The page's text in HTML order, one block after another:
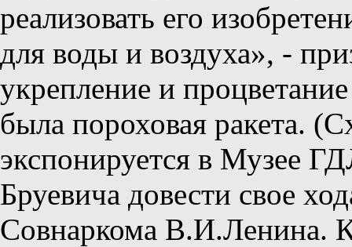
реализовать его
для воды и воздуха», -
укрепление и
была пороховая ракета.
экспонируется в Музее
Бруевича довести свое
Совнаркома В.И.Ленина.